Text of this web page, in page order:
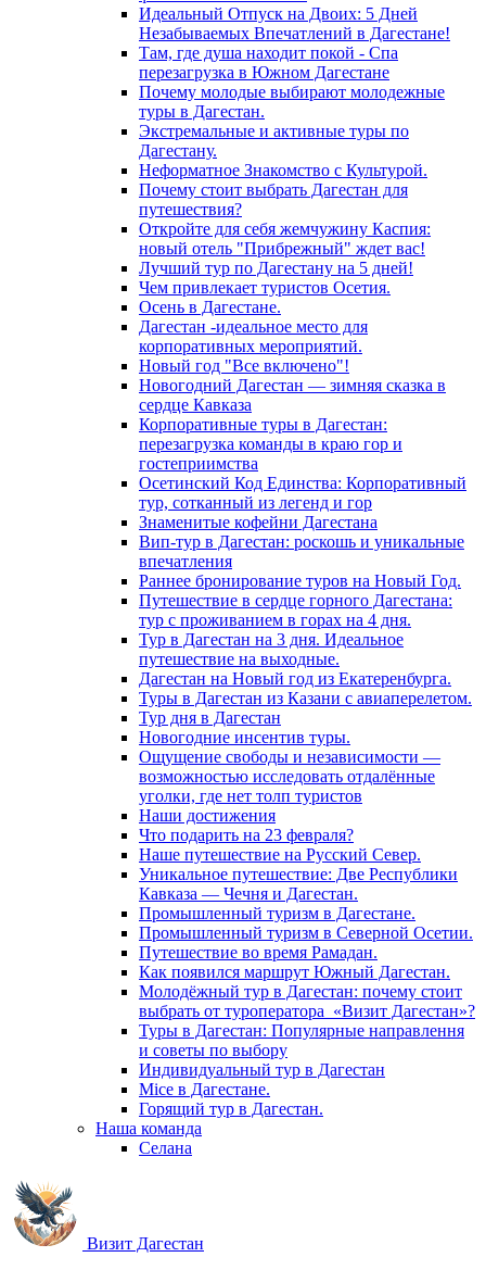
Идеальный Отпуск на Двоих: 5 Дней
Незабываемых Впечатлений в Дагестане!
Там, где душа находит покой - Спа
перезагрузка в Южном Дагестане
Почему молодые выбирают молодежные
туры в Дагестан.
Экстремальные и активные туры по
Дагестану.
Неформатное Знакомство с Культурой.
Почему стоит выбрать Дагестан для
путешествия?
Откройте для себя жемчужину Каспия:
новый отель "Прибрежный" ждет вас!
Лучший тур по Дагестану на 5 дней!
Чем привлекает туристов Осетия.
Осень в Дагестане.
Дагестан -идеальное место для
корпоративных мероприятий.
Новый год "Все включено"!
Новогодний Дагестан — зимняя сказка в
сердце Кавказа
Корпоративные туры в Дагестан:
перезагрузка команды в краю гор и
гостеприимства
Осетинский Код Единства: Корпоративный
тур, сотканный из легенд и гор
Знаменитые кофейни Дагестана
Вип-тур в Дагестан: роскошь и уникальные
впечатления
Раннее бронирование туров на Новый Год.
Путешествие в сердце горного Дагестана:
тур с проживанием в горах на 4 дня.
Тур в Дагестан на 3 дня. Идеальное
путешествие на выходные.
Дагестан на Новый год из Екатеренбурга.
Туры в Дагестан из Казани с авиаперелетом.
Тур дня в Дагестан
Новогодние инсентив туры.
Ощущение свободы и независимости —
возможностью исследовать отдалённые
уголки, где нет толп туристов
Наши достижения
Что подарить на 23 февраля?
Наше путешествие на Русский Север.
Уникальное путешествие: Две Республики
Кавказа — Чечня и Дагестан.
Промышленный туризм в Дагестане.
Промышленный туризм в Северной Осетии.
Путешествие во время Рамадан.
Как появился маршрут Южный Дагестан.
Молодёжный тур в Дагестан: почему стоит
выбрать от туроператора «Визит Дагестан»?
Туры в Дагестан: Популярные направлення
и советы по выбору
Индивидуальный тур в Дагестан
Mice в Дагестане.
Горящий тур в Дагестан.
Наша команда
Селана
Визит Дагестан